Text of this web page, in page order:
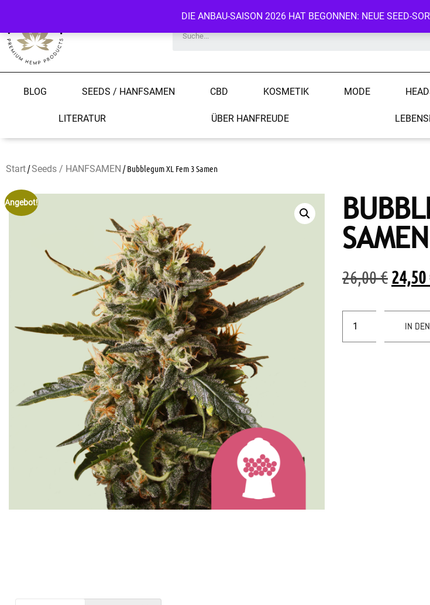
DIE ANBAU-SAISON 2026 HAT BEGONNEN: NEUE SEED-
BLOG SEEDS / HANFSAMEN CBD KOSMETIK MODE
LITERATUR ÜBER HANFREUDE
Start/Seeds / HANFSAMEN / Bubblegum XL Fem 3 Samen
Angebot!
SAMEN
26,00€24,50
IN